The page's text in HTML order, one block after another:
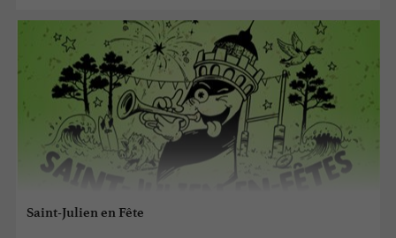
Saint-Julien en Fête